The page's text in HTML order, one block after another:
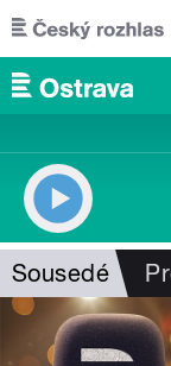
Přejít k hlavnímu
Sousedé